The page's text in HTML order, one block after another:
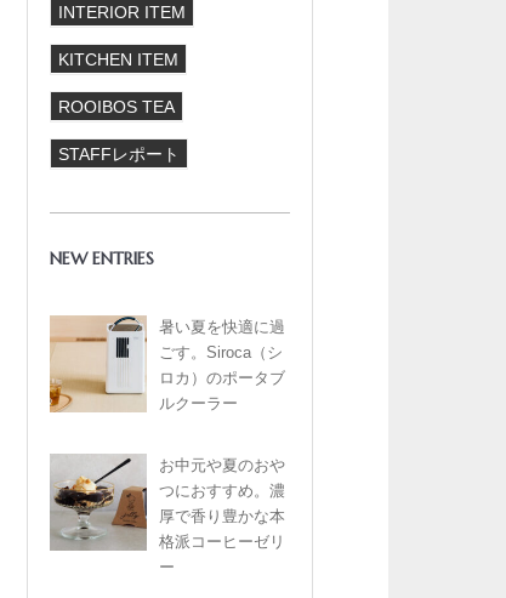
INTERIOR ITEM
KITCHEN ITEM
ROOIBOS TEA
STAFFレポート
NEW ENTRIES
暑い夏を快適に過
ごす。Siroca（シ
ロカ）のポータブ
ルクーラー
お中元や夏のおや
つにおすすめ。濃
厚で香り豊かな本
格派コーヒーゼリ
ー